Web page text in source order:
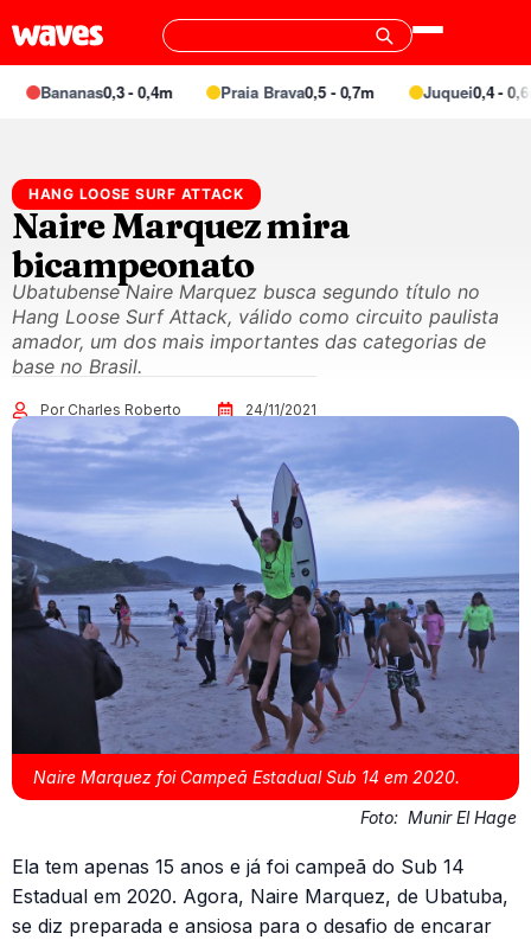
Bananas0,3 - 0,4m Praia Brava0,5 - 0,7m Juquei0,4 - 0,6m
HANG LOOSE SURF ATTACK
Naire Marquez mira
bicampeonato
Ubatubense Naire Marquez busca segundo título no
Hang Loose Surf Attack, válido como circuito paulista
amador, um dos mais importantes das categorias de
base no Brasil.
Por Charles Roberto 24/11/2021
Naire Marquez foi Campeã Estadual Sub 14 em 2020.
Foto: Munir El Hage
Ela tem apenas 15 anos e já foi campeã do Sub 14
Estadual em 2020. Agora, Naire Marquez, de Ubatuba,
se diz preparada e ansiosa para o desafio de encarar